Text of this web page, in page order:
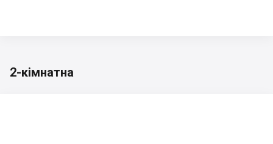
2-кімнатна